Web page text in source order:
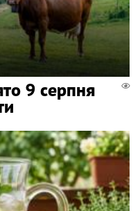
9 серпня